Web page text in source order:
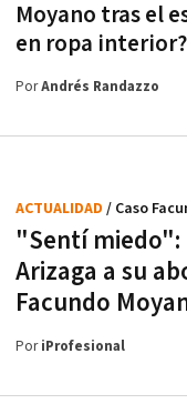
Moyano tras el
en ropa interior?
PorAndrés Randazzo
"Sentí miedo":
Arizaga a su
Facundo
ACTUALIDAD / Caso
PoriProfesional